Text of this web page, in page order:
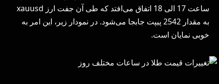
ساعت 17 الی 18 اتفاق می‌افتد که طی آن جفت ارز xauusd
به مقدار 2542 پیپت جابجا می‌شود. در نمودار زیر، این امر به
خوبی نمایان است.